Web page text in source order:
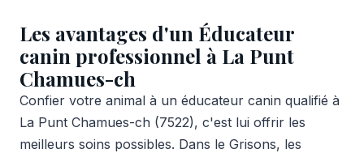
Les avantages d'un Éducateur
canin professionnel à La Punt
Chamues-ch
Confier votre animal à un éducateur canin qualifié à
La Punt Chamues-ch (7522), c'est lui offrir les
meilleurs soins possibles. Dans le Grisons, les